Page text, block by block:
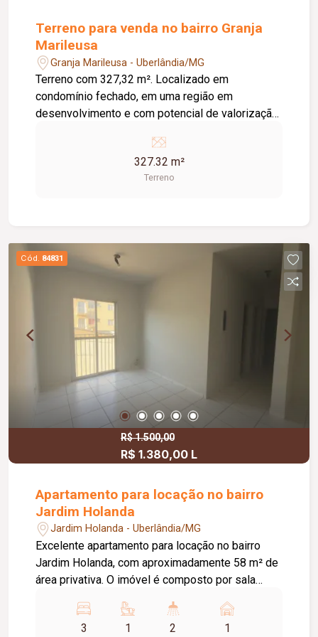
Terreno para venda no bairro Granja
Marileusa
Granja Marileusa - Uberlândia/MG
Terreno com 327,32 m². Localizado em
condomínio fechado, em uma região em
desenvolvimento e com potencial de valorização.
construção; Região em expansão e crescimento;
Excelente opção para construção residencial ou
327.32 m²
Terreno
Cód. 84831
R$ 1.500,00
R$ 1.380,00 L
Apartamento para locação no bairro
Jardim Holanda
Jardim Holanda - Uberlândia/MG
Excelente apartamento para locação no bairro
Jardim Holanda, com aproximadamente 58 m² de
área privativa. O imóvel é composto por sala
planejados e bancada, área de serviço, 03
quartos, sendo 02 com armários planejados e 01
3 1 2 1